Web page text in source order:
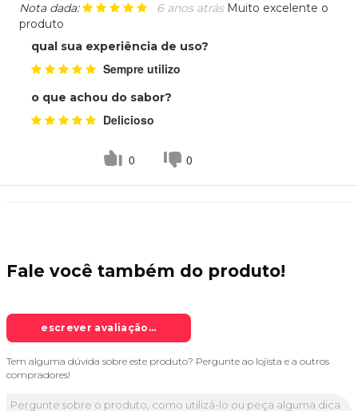
Nota dada: 6 anos atrás Muito excelente o
produto
qual sua experiência de uso?
Sempre utilizo
o que achou do sabor?
Delicioso
0 0
Fale você também do produto!
escrever avaliação...
Tem alguma dúvida sobre este produto? Pergunte ao lojista e a outros
compradores!